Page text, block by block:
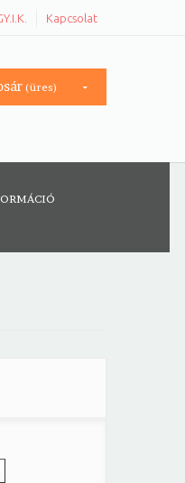
Kapcsolat
(üres)